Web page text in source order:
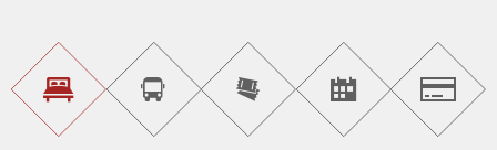
SzálláskeresésVárosnéző
túra
foglalása
Online
jegyvásárlás
Rendezvény
keresése